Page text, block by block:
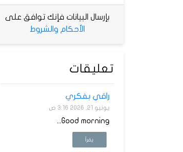
بإرسال البيانات فإنك توافق على
الأحكام والشروط
تعليقات
راقي بفكري
يونيو 21, 2026 3:16 ص
Good morning...
يقرأ